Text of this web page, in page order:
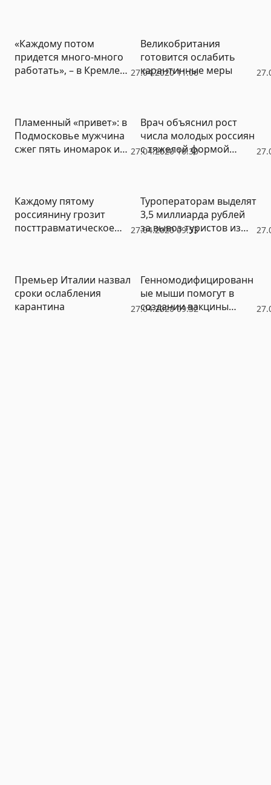
27.04.2020 11:06
«Каждому потом
придется много-много
работать», – в Кремле
Великобритания
готовится ослабить
карантинные меры
27.04.2020 10:30
Пламенный «привет»: в
Подмосковье мужчина
сжег пять иномарок из-
Врач объяснил рост
числа молодых россиян
с тяжелой формой
27.04.2020 09:53
Каждому пятому
россиянину грозит
посттравматическое
Туроператорам выделят
3,5 миллиарда рублей
за вывоз туристов из
27.04.2020 09:32
Премьер Италии назвал
сроки ослабления
карантина
Генномодифицированн
ые мыши помогут в
создании вакцины